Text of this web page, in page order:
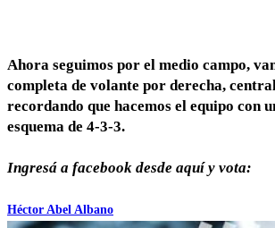
Ahora seguimos por el medio campo,
completa de volante por derecha,
recordando que hacemos el equipo con
esquema de 4-3-3.
Ingresá a facebook desde aquí y vota:
Héctor Abel Albano